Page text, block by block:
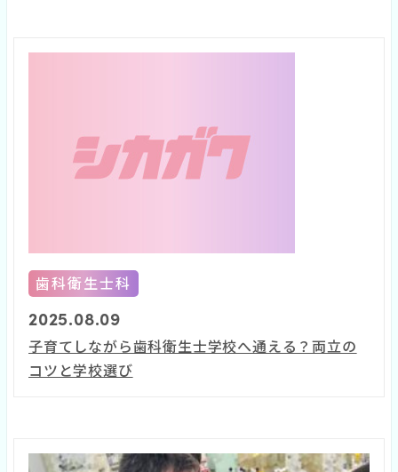
歯科衛生士科
2025.08.09
子育てしながら歯科衛生士学校へ通える？両立の
コツと学校選び